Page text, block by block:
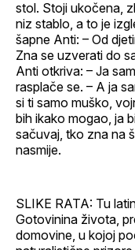
stol. Stoji ukočena,
niz stablo, a to je
šapne Anti: – Od
Zna se uzverati do
Anti otkriva: – Ja
rasplače se. – A ja
si ti samo muško,
bih ikako mogao, ja
sačuvaj, tko zna na
nasmije.
SLIKE RATA: Tu
Gotovinina života,
domovine, u kojoj